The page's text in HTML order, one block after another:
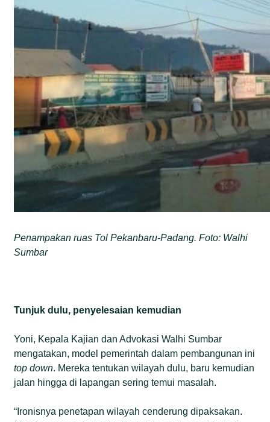
Penampakan ruas Tol Pekanbaru-Padang. Foto: Walhi
Sumbar
Tunjuk dulu, penyelesaian kemudian
Yoni, Kepala Kajian dan Advokasi Walhi Sumbar
mengatakan, model pemerintah dalam pembangunan ini
top down. Mereka tentukan wilayah dulu, baru kemudian
jalan hingga di lapangan sering temui masalah.
“Ironisnya penetapan wilayah cenderung dipaksakan.